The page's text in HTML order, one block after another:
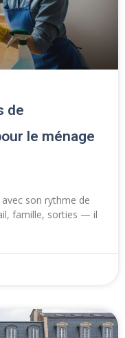
de
le ménage
son rythme de
famille, sorties — il